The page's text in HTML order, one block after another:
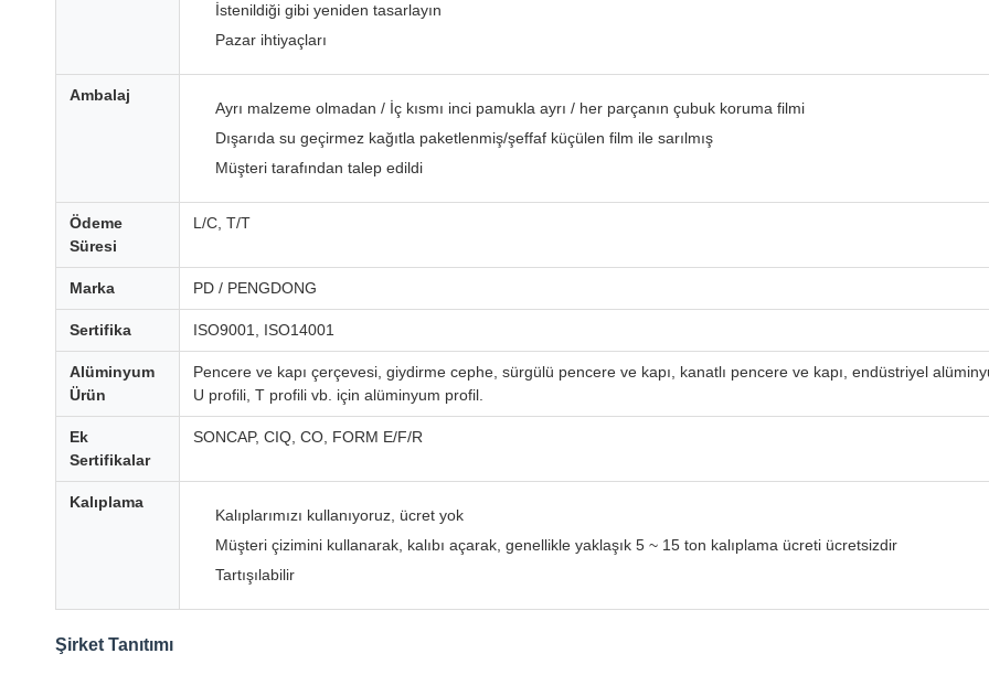
İstenildiği gibi yeniden tasarlayın
Pazar ihtiyaçları
Ambalaj
Ayrı malzeme olmadan / İç kısmı inci pamukla ayrı / her parçanın çubuk koruma filmi
Dışarıda su geçirmez kağıtla paketlenmiş/şeffaf küçülen film ile sarılmış
Müşteri tarafından talep edildi
Ödeme
Süresi
L/C, T/T
Marka PD / PENGDONG
Sertifika ISO9001, ISO14001
Alüminyum
Ürün
Pencere ve kapı çerçevesi, giydirme cephe, sürgülü pencere ve kapı, kanatlı pencere ve kapı, endüstriyel
U profili, T profili vb. için alüminyum profil.
Ek
Sertifikalar
SONCAP, CIQ, CO, FORM E/F/R
Kalıplama
Kalıplarımızı kullanıyoruz, ücret yok
Müşteri çizimini kullanarak, kalıbı açarak, genellikle yaklaşık 5 ~ 15 ton kalıplama ücreti ücretsizdir
Tartışılabilir
Şirket Tanıtımı